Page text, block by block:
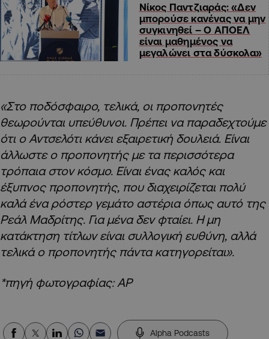
Νίκος Παντζιαράς: «Δεν
μπορούσε κανένας να μην
συγκινηθεί – Ο ΑΠΟΕΛ
είναι μαθημένος να
μεγαλώνει στα δύσκολα»
«Στο ποδόσφαιρο, τελικά, οι προπονητές
θεωρούνται υπεύθυνοι. Πρέπει να παραδεχτούμε
ότι ο Αντσελότι κάνει εξαιρετική δουλειά. Είναι
άλλωστε ο προπονητής με τα περισσότερα
τρόπαια στον κόσμο. Είναι ένας καλός και
έξυπνος προπονητής, που διαχειρίζεται πολύ
καλά ένα ρόστερ γεμάτο αστέρια όπως αυτό της
Ρεάλ Μαδρίτης. Για μένα δεν φταίει. Η μη
κατάκτηση τίτλων είναι συλλογική ευθύνη, αλλά
τελικά ο προπονητής πάντα κατηγορείται».
*πηγή φωτογραφίας: AP
Alpha Podcasts